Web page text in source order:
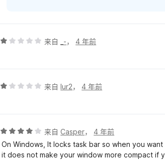
评
5
来自 _-，4 年前
评
5
来自lur2，4 年前
评
分
4
来自 Casper，4 年前
On Windows, It locks task bar so when you
it does not make your window more compact if